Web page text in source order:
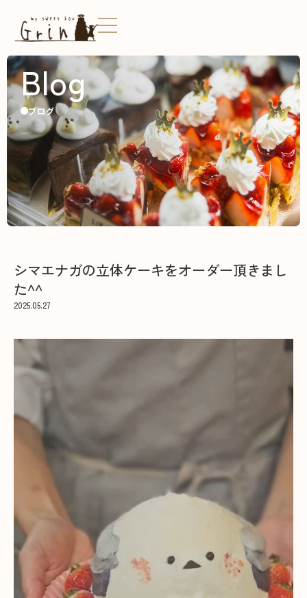
Blog
ブログ
シマエナガの立体ケーキをオーダー頂きまし
た^^
2025.05.27